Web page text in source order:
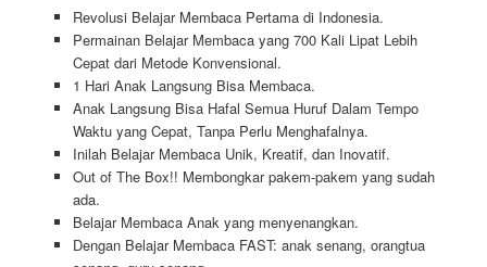
Revolusi Belajar Membaca Pertama di Indonesia.
Permainan Belajar Membaca yang 700 Kali Lipat Lebih
Cepat dari Metode Konvensional.
1 Hari Anak Langsung Bisa Membaca.
Anak Langsung Bisa Hafal Semua Huruf Dalam Tempo
Waktu yang Cepat, Tanpa Perlu Menghafalnya.
Inilah Belajar Membaca Unik, Kreatif, dan Inovatif.
Out of The Box!! Membongkar pakem-pakem yang sudah
ada.
Belajar Membaca Anak yang menyenangkan.
Dengan Belajar Membaca FAST: anak senang, orangtua